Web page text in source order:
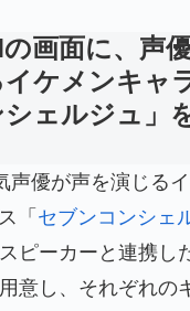
画面に、声
ケメンキャ
ェルジュ」
声優が声を演じる
「 セブンコンシェ
ピーカーと連携し
意し、それぞれ